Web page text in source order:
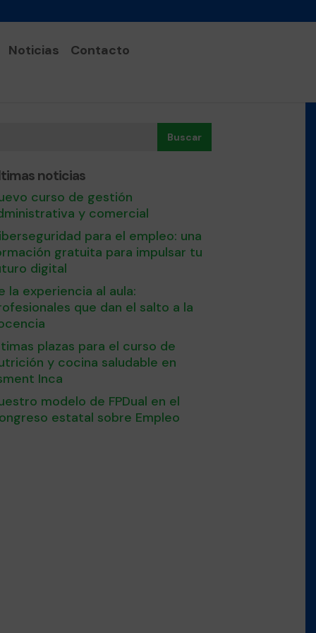
Noticias Contacto
Buscar
noticias
curso de gestión
y comercial
para el empleo: una
gratuita para impulsar tu
digital
la experiencia al aula:
que dan el salto a la
plazas para el curso de
y cocina saludable en
Inca
modelo de FPDual en el
estatal sobre Empleo